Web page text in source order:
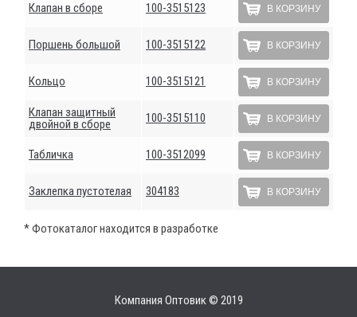
Клапан в сборе 100-3515123 В КОРЗИНУ
Поршень большой 100-3515122 В КОРЗИНУ
Кольцо 100-3515121 В КОРЗИНУ
Клапан защитный
двойной в сборе
100-3515110 В КОРЗИНУ
Табличка 100-3512099 В КОРЗИНУ
Заклепка пустотелая 304183 В КОРЗИНУ
* Фотокаталог находится в разработке
Компания Оптовик © 2019